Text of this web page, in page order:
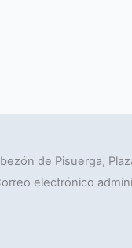
de Pisuerga,
electrónico